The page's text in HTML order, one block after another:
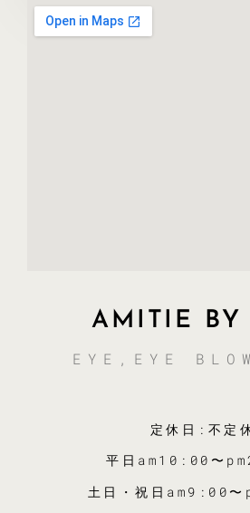
AMITIE BY
EYE,EYE
定休日:不定
平日am10:00〜
土日・祝日am9:00